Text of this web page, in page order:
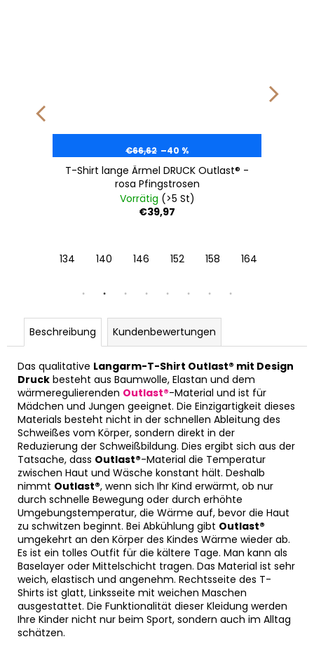
€66,62 –40 %
T-Shirt lange Ärmel DRUCK Outlast® -
rosa Pfingstrosen
Vorrätig (>5 St)
€39,97
134 140 146 152 158 164
Beschreibung Kundenbewertungen
Das qualitative Langarm-T-Shirt Outlast® mit Design
Druck besteht aus Baumwolle, Elastan und dem
wärmeregulierenden Outlast®-Material und ist für
Mädchen und Jungen geeignet. Die Einzigartigkeit dieses
Materials besteht nicht in der schnellen Ableitung des
Schweißes vom Körper, sondern direkt in der
Reduzierung der Schweißbildung. Dies ergibt sich aus der
Tatsache, dass Outlast®-Material die Temperatur
zwischen Haut und Wäsche konstant hält. Deshalb
nimmt Outlast®, wenn sich Ihr Kind erwärmt, ob nur
durch schnelle Bewegung oder durch erhöhte
Umgebungstemperatur, die Wärme auf, bevor die Haut
zu schwitzen beginnt. Bei Abkühlung gibt Outlast®
umgekehrt an den Körper des Kindes Wärme wieder ab.
Es ist ein tolles Outfit für die kältere Tage. Man kann als
Baselayer oder Mittelschicht tragen. Das Material ist sehr
weich, elastisch und angenehm. Rechtsseite des T-
Shirts ist glatt, Linksseite mit weichen Maschen
ausgestattet. Die Funktionalität dieser Kleidung werden
Ihre Kinder nicht nur beim Sport, sondern auch im Alltag
schätzen.